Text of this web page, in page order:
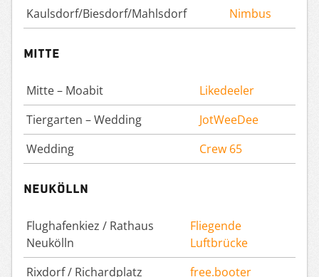
Kaulsdorf/Biesdorf/Mahlsdorf Nimbus
Mitte
Mitte – Moabit
Likedeeler
Tiergarten – Wedding
JotWeeDee
Wedding
Crew 65
Neukölln
Flughafenkiez / Rathaus
Neukölln
Fliegende
Luftbrücke
Rixdorf / Richardplatz
free.booter